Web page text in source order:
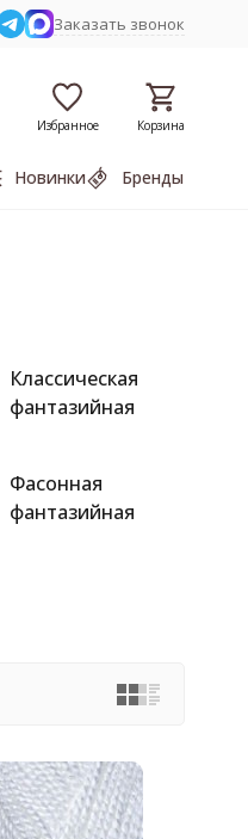
Заказать звонок
Избранное Корзина
Новинки Бренды
Классическая
фантазийная
Фасонная
фантазийная